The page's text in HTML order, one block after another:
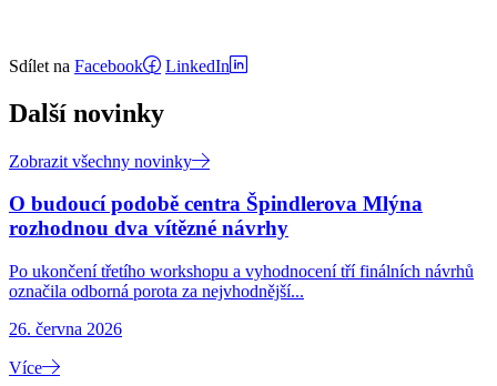
Sdílet na Facebook LinkedIn
Další novinky
Zobrazit všechny novinky
O budoucí podobě centra Špindlerova Mlýna
rozhodnou dva vítězné návrhy
Po ukončení třetího workshopu a vyhodnocení tří finálních návrhů
označila odborná porota za nejvhodnější...
26. června 2026
Více